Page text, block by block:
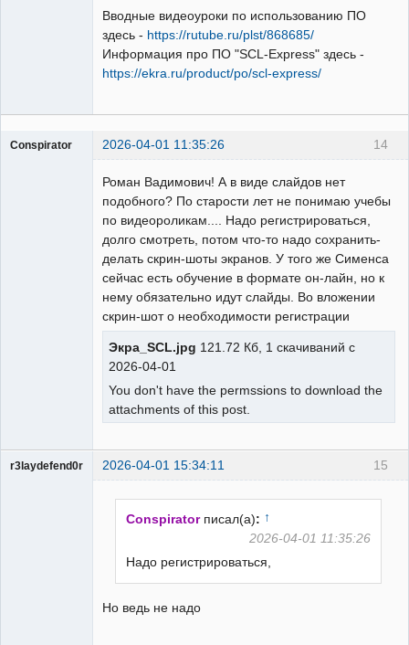
Вводные видеоуроки по использованию ПО
здесь - https://rutube.ru/plst/868685/
Информация про ПО "SCL-Express" здесь -
https://ekra.ru/product/po/scl-express/
14
Conspirator 2026-04-01 11:35:26
Роман Вадимович! А в виде слайдов нет
подобного? По старости лет не понимаю учебы
по видеороликам.... Надо регистрироваться,
долго смотреть, потом что-то надо сохранить-
делать скрин-шоты экранов. У того же Сименса
сейчас есть обучение в формате он-лайн, но к
нему обязательно идут слайды. Во вложении
скрин-шот о необходимости регистрации
Экра_SCL.jpg 121.72 Кб, 1 скачиваний с
2026-04-01
You don't have the permssions to download the
attachments of this post.
15
r3laydefend0r 2026-04-01 15:34:11
Conspirator писал(а): ↑
2026-04-01 11:35:26
Надо регистрироваться,
Но ведь не надо